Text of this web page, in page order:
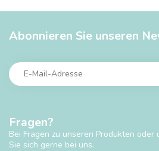
Fragen?
Bei Fragen zu unseren Produkten oder
Sie sich gerne bei uns.
Abonnieren Sie unseren